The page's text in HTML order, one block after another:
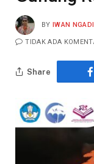
BY IWAN
TIDAK ADA
Share